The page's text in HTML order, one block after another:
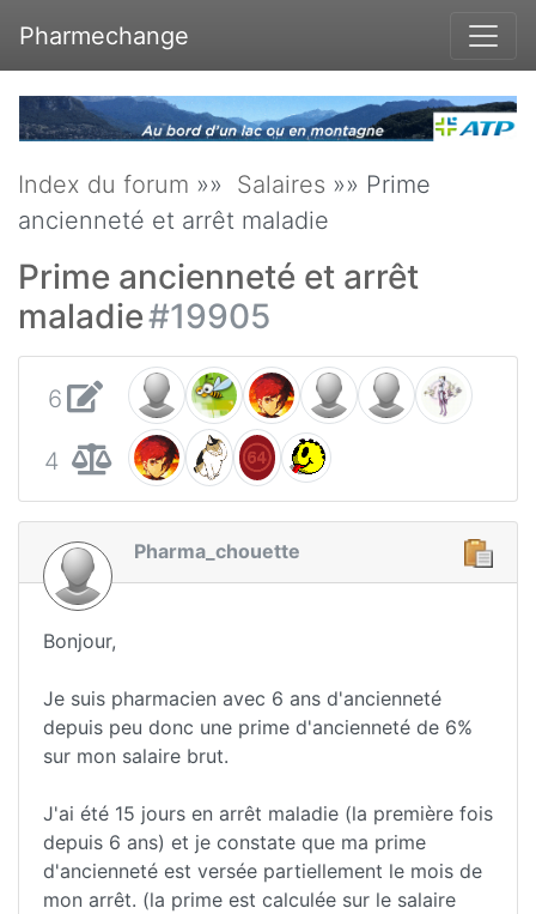
Pharmechange
Index du forum »» Salaires »» Prime
ancienneté et arrêt maladie
Prime ancienneté et arrêt
maladie#19905
6
4
Pharma_chouette
Bonjour,
Je suis pharmacien avec 6 ans d'ancienneté
depuis peu donc une prime d'ancienneté de 6%
sur mon salaire brut.
J'ai été 15 jours en arrêt maladie (la première fois
depuis 6 ans) et je constate que ma prime
d'ancienneté est versée partiellement le mois de
mon arrêt. (la prime est calculée sur le salaire